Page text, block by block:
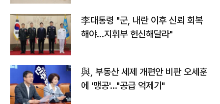
李대통령 "군, 내란 이후 신뢰 회복
해야…지휘부 헌신해달라"
與, 부동산 세제 개편안 비판 오세훈
에 '맹공'…"공급 억제기"